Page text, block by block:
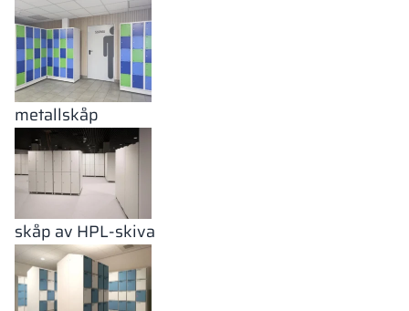
metallskåp
skåp av HPL-skiva